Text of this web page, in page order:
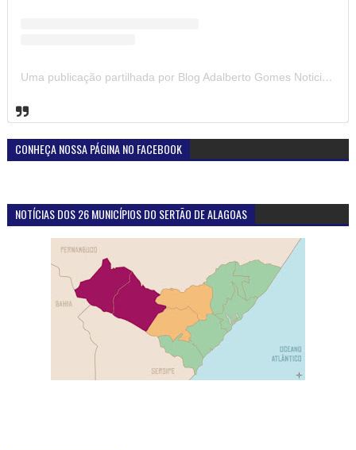
Uma publicação partilhada por Blog Adalberto Gomes Noticias (@blogadalbertogomesnoticiass)
CONHEÇA NOSSA PÁGINA NO FACEBOOK
NOTÍCIAS DOS 26 MUNICÍPIOS DO SERTÃO DE ALAGOAS